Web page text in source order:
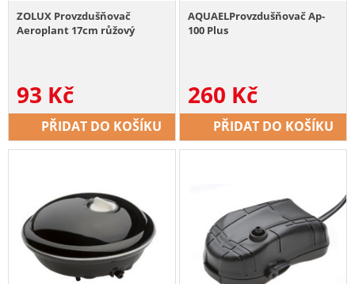
ZOLUX Provzdušňovač
Aeroplant 17cm růžový
93 Kč
PŘIDAT DO KOŠÍKU
AQUAELProvzdušňovač Ap-
100 Plus
260 Kč
PŘIDAT DO KOŠÍKU